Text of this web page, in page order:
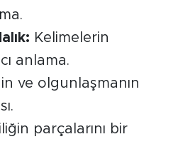
Kelimelerin
anlama.
ve olgunlaşmanın
parçalarını bir